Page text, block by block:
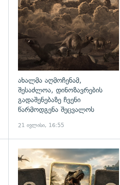
ახალმა აღმოჩენამ,
შესაძლოა, დინოზავრების
გადაშენებაზე ჩვენი
წარმოდგენა შეცვალოს
21 ივლისი, 16:55
გადახედვა